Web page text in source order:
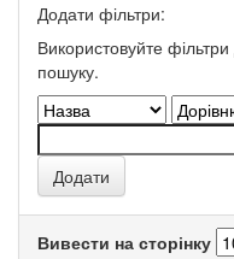
Додати фільтри:
Використовуйте
пошуку.
Вивести на сторінку